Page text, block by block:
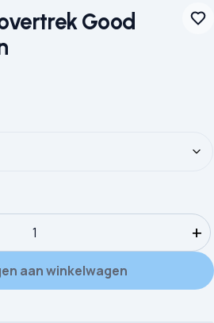
Good
Morning Lowen aantal +
aan winkelwagen